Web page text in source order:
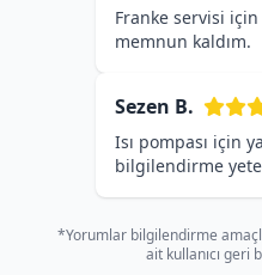
Franke servisi
memnun kaldım.
Sezen B.
Isı pompası için
bilgilendirme
*Yorumlar bilgilendirme
ait kullanıcı geri